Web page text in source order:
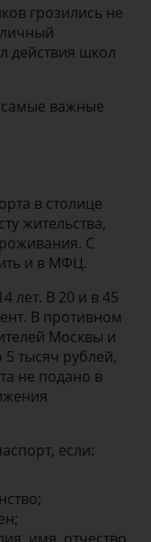
грозились не
действия школ
самые важные
в столице
жительства,
С
и в МФЦ.
лет. В 20 и в 45
В противном
Москвы и
5 тысяч рублей,
не подано в
если: